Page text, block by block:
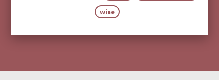
wine